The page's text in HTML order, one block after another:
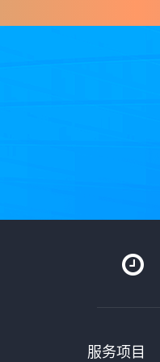
服务项目